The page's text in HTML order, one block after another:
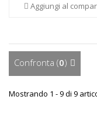
Aggiungi al
Confronta (0)
Mostrando 1 - 9 di 9